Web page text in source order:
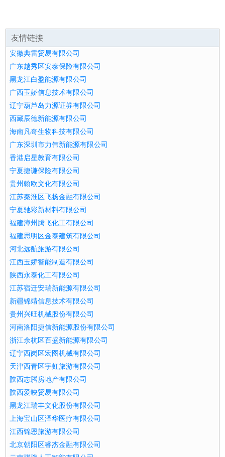
友情链接
安徽典雷贸易有限公司
广东越秀区安泰保险有限公司
黑龙江白盈能源有限公司
广西玉娇信息技术有限公司
辽宁葫芦岛力源证券有限公司
西藏辰德新能源有限公司
海南凡奇生物科技有限公司
广东深圳市力伟新能源有限公司
香港启星教育有限公司
宁夏捷谦保险有限公司
贵州翰欧文化有限公司
江苏秦淮区飞扬金融有限公司
宁夏驰彩新材料有限公司
福建漳州腾飞化工有限公司
福建思明区金泰建筑有限公司
河北远航旅游有限公司
江西玉娇智能制造有限公司
陕西永泰化工有限公司
江苏宿迁安瑞新能源有限公司
新疆锦靖信息技术有限公司
贵州兴旺机械股份有限公司
河南洛阳捷信新能源股份有限公司
浙江余杭区百盛新能源有限公司
辽宁西岗区宏图机械有限公司
天津西青区宇虹旅游有限公司
陕西志腾房地产有限公司
陕西爱映贸易有限公司
黑龙江瑞丰文化股份有限公司
上海宝山区泽华医疗有限公司
江西锦恩旅游有限公司
北京朝阳区睿杰金融有限公司